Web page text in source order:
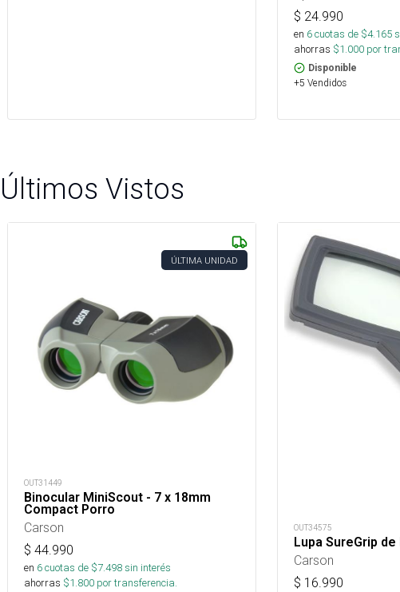
$ 24.990
en 6cuotas de $4.165
ahorras $1.000 por
Disponible
+5 Vendidos
Últimos Vistos
ÚLTIMA UNIDAD
OUT31449
Binocular MiniScout - 7 x 18mm
Compact Porro
Carson
$ 44.990
en 6cuotas de $7.498sin interés
ahorras $1.800 por transferencia.
OUT34575
Lupa SureGrip
Carson
$ 16.990